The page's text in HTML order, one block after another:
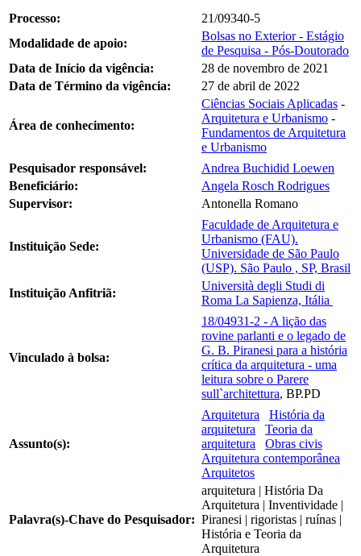
Processo:
21/09340-5
Modalidade de apoio:
Bolsas no Exterior - Estágio
de Pesquisa - Pós-Doutorado
Data de Início da vigência:
28 de novembro de 2021
Data de Término da vigência:
27 de abril de 2022
Área de conhecimento:
Ciências Sociais Aplicadas -
Arquitetura e Urbanismo -
Fundamentos de Arquitetura
e Urbanismo
Pesquisador responsável:
Andrea Buchidid Loewen
Beneficiário:
Angela Rosch Rodrigues
Supervisor:
Antonella Romano
Instituição Sede:
Faculdade de Arquitetura e
Urbanismo (FAU).
Universidade de São Paulo
(USP). São Paulo , SP, Brasil
Instituição Anfitriã:
Università degli Studi di
Roma La Sapienza, Itália
Vinculado à bolsa:
18/04931-2 - A lição das
rovine parlanti e o legado de
G. B. Piranesi para a história
crítica da arquitetura - uma
leitura sobre o Parere
sull`architettura, BP.PD
Assunto(s):
Arquitetura
História da
arquitetura
Teoria da
arquitetura
Obras civis
Arquitetura contemporânea
Arquitetos
Palavra(s)-Chave do Pesquisador:
arquitetura | História Da
Arquitetura | Inventividade |
Piranesi | rigoristas | ruínas |
História e Teoria da
Arquitetura